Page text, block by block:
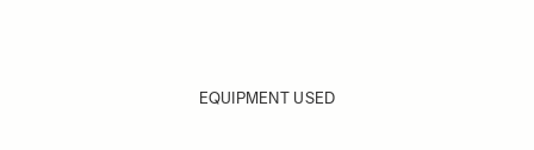
EQUIPMENT USED